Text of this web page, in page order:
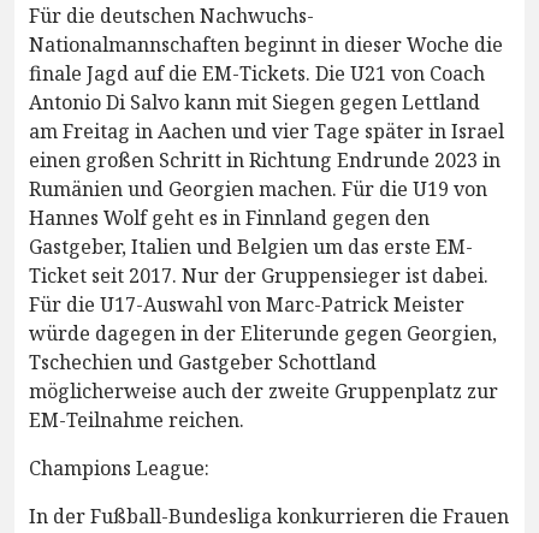
Für die deutschen Nachwuchs-
Nationalmannschaften beginnt in dieser Woche die
finale Jagd auf die EM-Tickets. Die U21 von Coach
Antonio Di Salvo kann mit Siegen gegen Lettland
am Freitag in Aachen und vier Tage später in Israel
einen großen Schritt in Richtung Endrunde 2023 in
Rumänien und Georgien machen. Für die U19 von
Hannes Wolf geht es in Finnland gegen den
Gastgeber, Italien und Belgien um das erste EM-
Ticket seit 2017. Nur der Gruppensieger ist dabei.
Für die U17-Auswahl von Marc-Patrick Meister
würde dagegen in der Eliterunde gegen Georgien,
Tschechien und Gastgeber Schottland
möglicherweise auch der zweite Gruppenplatz zur
EM-Teilnahme reichen.
Champions League:
In der Fußball-Bundesliga konkurrieren die Frauen